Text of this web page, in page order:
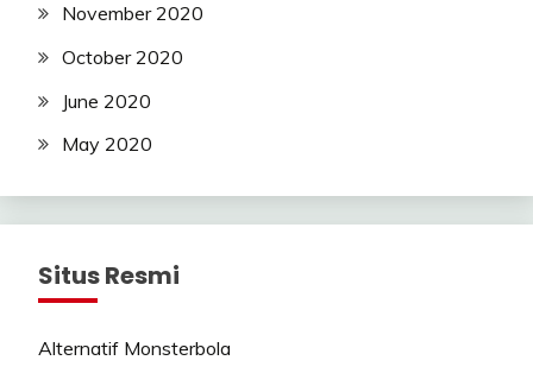
November 2020
October 2020
June 2020
May 2020
Situs Resmi
Alternatif Monsterbola